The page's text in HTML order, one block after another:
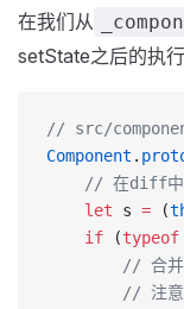
在我们从
setState之后的执
// src/
Component .
// 在diff中
	let
s = (
	if
(typeof
// 合
// 注